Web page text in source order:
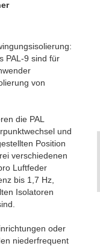
PAL-9 sind für
von
die PAL
und
Position
verschiedenen
Luftfeder
bis 1,7 Hz,
Isolatoren
oder
niederfrequent